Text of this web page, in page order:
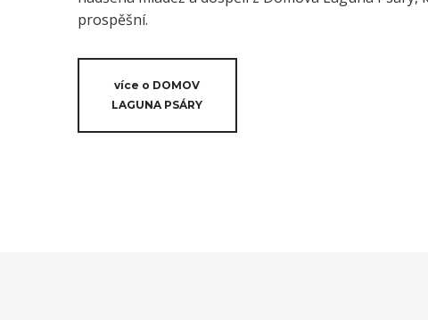
prospěšní.
více o DOMOV
LAGUNA PSÁRY